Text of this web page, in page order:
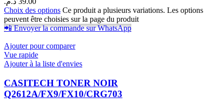
Choix des options Ce produit a plusieurs variations. Les options
peuvent être choisies sur la page du produit
📲 Envoyer la commande sur WhatsApp
Ajouter pour comparer
Vue rapide
Ajouter à la liste d'envies
CASITECH TONER NOIR
Q2612A/FX9/FX10/CRG703